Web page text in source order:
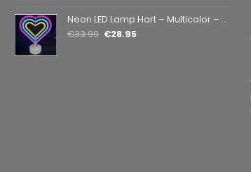
Neon LED Lamp Hart – Multicolor – USB & Batterij – Hartvormige Sfeerlamp – Kinderkamer & Slaapkamer – 25,2 x 23 cm
€33.99 €28.95